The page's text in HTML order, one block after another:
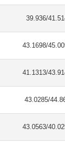
39.936/
43.1698/
41.1313/
43.0285/
43.0563/